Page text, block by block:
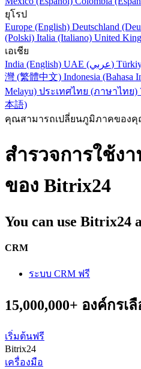
ยุโรป
Europe (English) Deutschland
(Polski) Italia (Italiano) United
เอเชีย
India (English)
UAE (عربي)
灣 (繁體中文) Indonesia (Bahasa
Melayu) ประเทศไทย (ภาษาไทย)
本語)
คุณสามารถเปลี่ยนภูมิภาคของคุ
สำรวจการใช้ง
ของ Bitrix24
You can use Bitrix24
CRM
ระบบ CRM ฟรี
15,000,000+ องค์กรเ
เริ่มต้นฟรี
Bitrix24
เครื่องมือ